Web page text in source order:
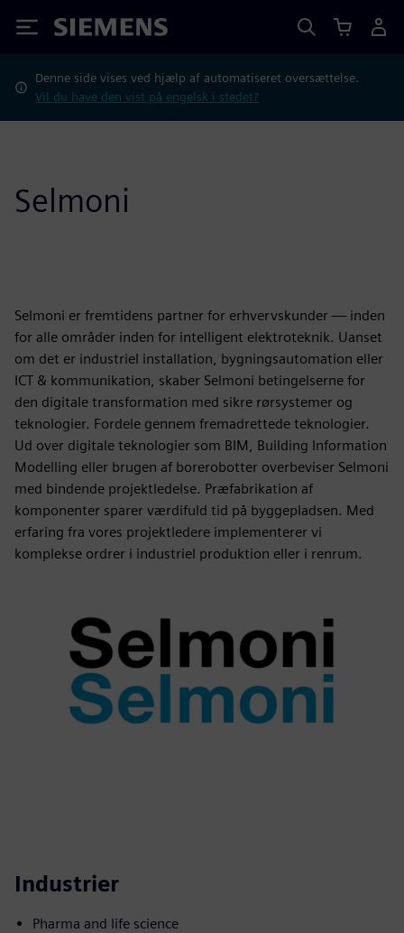
Siemens
Denne side vises ved hjælp af automatiseret oversættelse.
Vil du have den vist på engelsk i stedet?
Selmoni
Selmoni er fremtidens partner for erhvervskunder — inden
for alle områder inden for intelligent elektroteknik. Uanset
om det er industriel installation, bygningsautomation eller
ICT & kommunikation, skaber Selmoni betingelserne for
den digitale transformation med sikre rørsystemer og
teknologier. Fordele gennem fremadrettede teknologier.
Ud over digitale teknologier som BIM, Building Information
Modelling eller brugen af borerobotter overbeviser Selmoni
med bindende projektledelse. Præfabrikation af
komponenter sparer værdifuld tid på byggepladsen. Med
erfaring fra vores projektledere implementerer vi
komplekse ordrer i industriel produktion eller i renrum.
Industrier
Pharma and life science